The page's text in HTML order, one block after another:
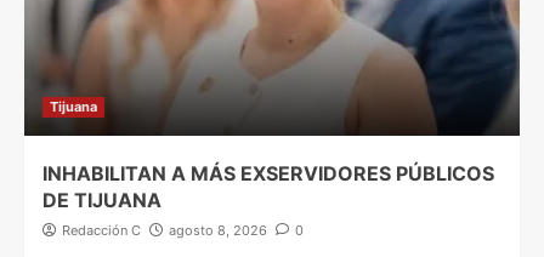
Tijuana
INHABILITAN A MÁS EXSERVIDORES PÚBLICOS
DE TIJUANA
Redacción C agosto 8, 2026 0